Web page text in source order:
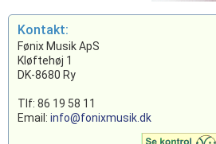
Kontakt:
Fønix Musik ApS
Kløftehøj 1
DK-8680 Ry
Tlf: 86 19 58 11
Email: info@fonixmusik.dk